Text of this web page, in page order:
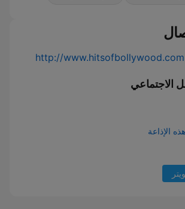
http://www.hitsofbollywood.com
الاجتماعي
الإذاعة